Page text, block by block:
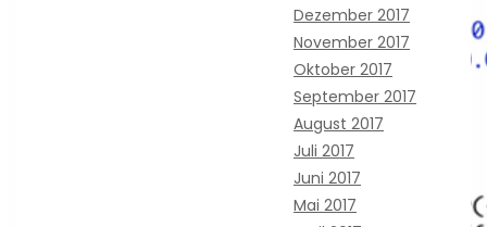
Dezember 2017
November 2017
Oktober 2017
September 2017
August 2017
Juli 2017
Juni 2017
Mai 2017